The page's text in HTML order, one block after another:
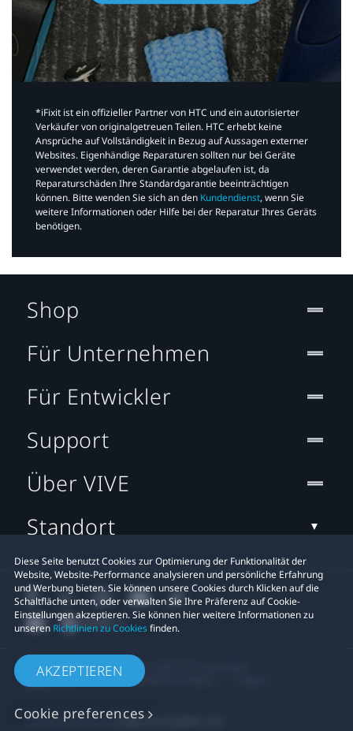
*iFixit ist ein offizieller Partner von HTC und ein autorisierter
Verkäufer von originalgetreuen Teilen. HTC erhebt keine
Ansprüche auf Vollständigkeit in Bezug auf Aussagen externer
Websites. Eigenhändige Reparaturen sollten nur bei Geräte
verwendet werden, deren Garantie abgelaufen ist, da
Reparaturschäden Ihre Standardgarantie beeinträchtigen
können. Bitte wenden Sie sich an den Kundendienst, wenn Sie
weitere Informationen oder Hilfe bei der Reparatur Ihres Geräts
benötigen.​
Diese Seite benutzt Cookies zur Optimierung der Funktionalität der
Website, Website-Performance analysieren und persönliche Erfahrung
und Werbung bieten. Sie können unsere Cookies durch Klicken auf die
Schaltfläche unten, oder verwalten Sie Ihre Präferenz auf Cookie-
Einstellungen akzeptieren. Sie können hier weitere Informationen zu
unseren Richtlinien zu Cookiesfinden.
AKZEPTIEREN
Cookie preferences
Shop
Für Unternehmen
Für Entwickler
Support
Über VIVE
Standort
© 2011-2026 HTC Corporation
Rechtlicher Hinweis
Datenschutzkontakt: Global-Privacy@htc.com